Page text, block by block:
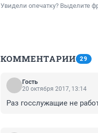
Увидели опечатку? Выделите
КОММЕНТАРИИ 29
Гость
20 октября 2017, 13:14
Раз госслужащие не